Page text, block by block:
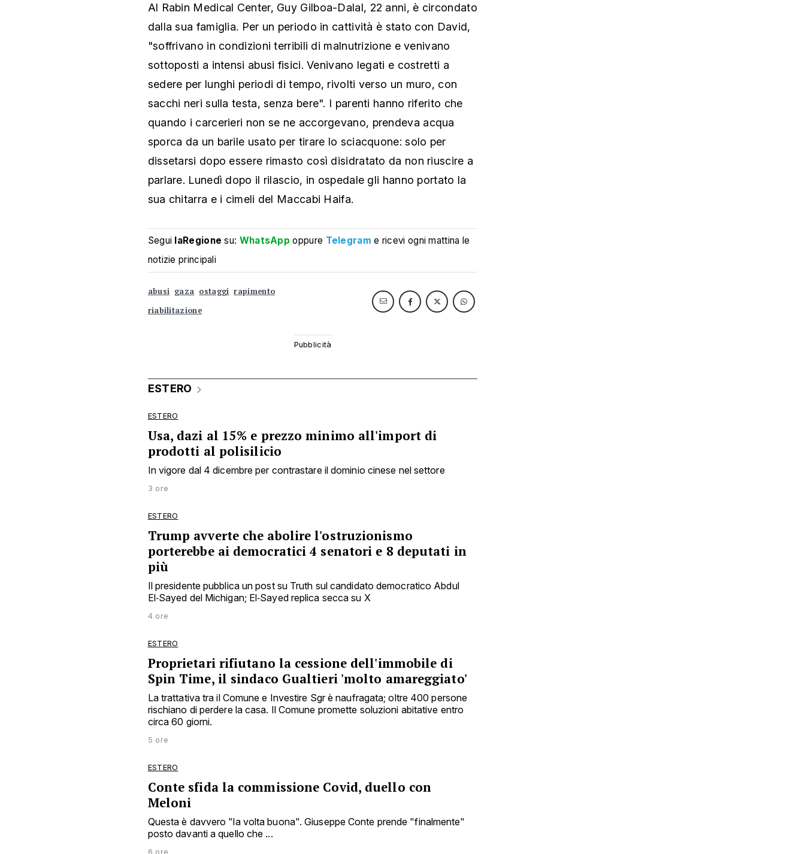
Al Rabin Medical Center, Guy Gilboa-Dalal, 22 anni, è circondato
dalla sua famiglia. Per un periodo in cattività è stato con David,
"soffrivano in condizioni terribili di malnutrizione e venivano
sottoposti a intensi abusi fisici. Venivano legati e costretti a
sedere per lunghi periodi di tempo, rivolti verso un muro, con
sacchi neri sulla testa, senza bere". I parenti hanno riferito che
quando i carcerieri non se ne accorgevano, prendeva acqua
sporca da un barile usato per tirare lo sciacquone: solo per
dissetarsi dopo essere rimasto così disidratato da non riuscire a
parlare. Lunedì dopo il rilascio, in ospedale gli hanno portato la
sua chitarra e i cimeli del Maccabi Haifa.
Segui laRegione su: WhatsApp oppure Telegram e ricevi ogni mattina le
notizie principali
abusi gaza ostaggi rapimento
riabilitazione
ESTERO
ESTERO
Usa, dazi al 15% e prezzo minimo all'import di
prodotti al polisilicio
In vigore dal 4 dicembre per contrastare il dominio cinese nel settore
3 ore
ESTERO
Trump avverte che abolire l'ostruzionismo
porterebbe ai democratici 4 senatori e 8 deputati in
più
Il presidente pubblica un post su Truth sul candidato democratico Abdul
El‑Sayed del Michigan; El‑Sayed replica secca su X
4 ore
ESTERO
Proprietari rifiutano la cessione dell'immobile di
Spin Time, il sindaco Gualtieri 'molto amareggiato'
La trattativa tra il Comune e Investire Sgr è naufragata; oltre 400 persone
rischiano di perdere la casa. Il Comune promette soluzioni abitative entro
circa 60 giorni.
5 ore
ESTERO
Conte sfida la commissione Covid, duello con
Meloni
Questa è davvero "la volta buona". Giuseppe Conte prende "finalmente"
posto davanti a quello che ...
6 ore